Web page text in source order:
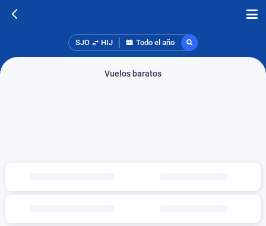
SJO HIJ Todo el año
Vuelos baratos